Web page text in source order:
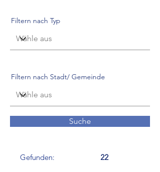
Filtern nach Typ
Filtern nach Stadt/ Gemeinde
Suche
Gefunden: 22